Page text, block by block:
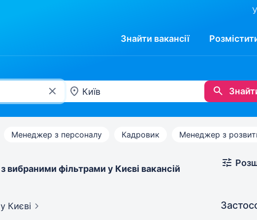
Знайти вакансії
Менеджер з персоналу Кадровик Менеджер з
з вибраними фільтрами у Києві вакансій
у Києві